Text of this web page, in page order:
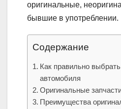
оригинальные,
бывшие в употреблении.
Содержание
Как правильно
автомобиля
Оригинальные
Преимущества